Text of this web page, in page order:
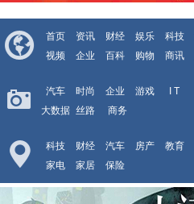
首页 资讯 财经 娱乐 科技
视频
企业 百科 购物 商讯
汽车 时尚 企业 游戏 I T
大数据 丝路 商务
科技 财经 汽车 房产 教育
家电
家居 保险